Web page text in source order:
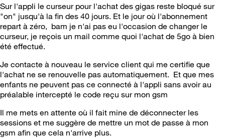
Sur l'appli le curseur pour l'achat des gigas reste bloqué sur
"on" jusqu'à la fin des 40 jours. Et le jour où l'abonnement
repart à zéro, bam je n'ai pas eu l'occasion de changer le
curseur, je reçois un mail comme quoi l'achat de 5go à bien
été effectué.
Je contacte à nouveau le service client qui me certifie que
l'achat ne se renouvelle pas automatiquement. Et que mes
enfants ne peuvent pas ce connecté à l'appli sans avoir au
préalable intercepté le code reçu sur mon gsm
Il me mets en attente où il fait mine de déconnecter les
sessions et me suggère de mettre un mot de passe à mon
gsm afin que cela n'arrive plus.